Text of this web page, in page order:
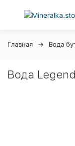
Главная Вода
Вода